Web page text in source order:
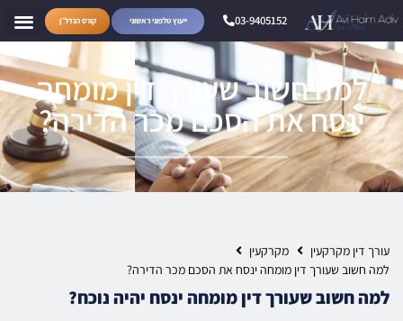
03-9405152 ייעוץ טלפוני ראשוני קורס הנדל״ן
למה חשוב שעורך דין מומחה
ינסח את הסכם מכר הדירה?
עורך דין מקרקעין
מקרקעין
למה חשוב שעורך דין מומחה ינסח את הסכם מכר הדירה?
למה חשוב שעורך דין מומחה ינסח יהיה נוכח?